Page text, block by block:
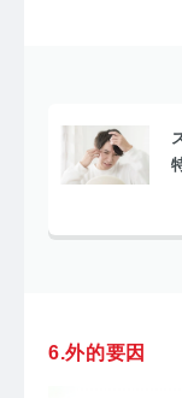
6.外的要因